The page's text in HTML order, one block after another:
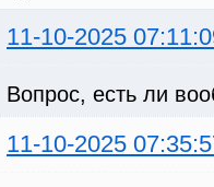
11-10-2025
Вопрос, есть ли
11-10-2025